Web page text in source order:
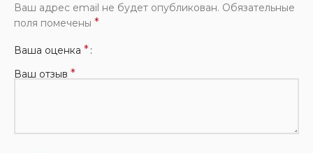
Ваш адрес email не будет опубликован. Обязательные
поля помечены *
Ваша оценка *
Ваш отзыв *